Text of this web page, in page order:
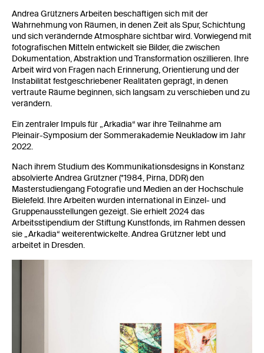
Andrea Grützners Arbeiten beschäftigen sich mit der
Wahrnehmung von Räumen, in denen Zeit als Spur, Schichtung
und sich verändernde Atmosphäre sichtbar wird. Vorwiegend mit
fotografischen Mitteln entwickelt sie Bilder, die zwischen
Dokumentation, Abstraktion und Transformation oszillieren. Ihre
Arbeit wird von Fragen nach Erinnerung, Orientierung und der
Instabilität festgeschriebener Realitäten geprägt, in denen
vertraute Räume beginnen, sich langsam zu verschieben und zu
verändern.
Ein zentraler Impuls für „Arkadia“ war ihre Teilnahme am
Pleinair-Symposium der Sommerakademie Neukladow im Jahr
2022.
Nach ihrem Studium des Kommunikationsdesigns in Konstanz
absolvierte Andrea Grützner (*1984, Pirna, DDR) den
Masterstudiengang Fotografie und Medien an der Hochschule
Bielefeld. Ihre Arbeiten wurden international in Einzel- und
Gruppenausstellungen gezeigt. Sie erhielt 2024 das
Arbeitsstipendium der Stiftung Kunstfonds, im Rahmen dessen
sie „Arkadia“ weiterentwickelte. Andrea Grützner lebt und
arbeitet in Dresden.